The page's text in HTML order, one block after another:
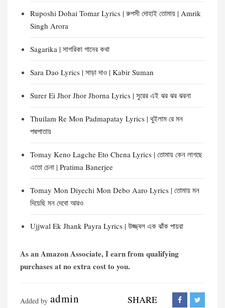
Ruposhi Dohai Tomar Lyrics | রুপসী দোহাই তোমায় | Amrik
Singh Arora
Sagarika | সাগরিকা গানের কথা
Sara Dao Lyrics | সাড়া দাও | Kabir Suman
Surer Ei Jhor Jhor Jhorna Lyrics | সুরের এই ঝর ঝর ঝরনা
Thuilam Re Mon Padmapatay Lyrics | থুইলাম রে মন
পদ্মপাতায়
Tomay Keno Lagche Eto Chena Lyrics | তোমায় কেন লাগছে
এতো চেনা | Pratima Banerjee
Tomay Mon Diyechi Mon Debo Aaro Lyrics | তোমায় মন
দিয়েছি মন দেবো আরও
Ujjwal Ek Jhank Payra Lyrics | উজ্জ্বল এক ঝাঁক পায়রা
As an Amazon Associate, I earn from qualifying
purchases at no extra cost to you.
Added by admin SHARE